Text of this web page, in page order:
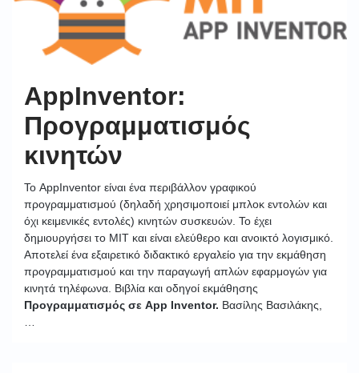
AppInventor:
Προγραμματισμός
κινητών
Το AppInventor είναι ένα περιβάλλον γραφικού
προγραμματισμού (δηλαδή χρησιμοποιεί μπλοκ εντολών και
όχι κειμενικές εντολές) κινητών συσκευών. Το έχει
δημιουργήσει το ΜΙΤ και είναι ελεύθερο και ανοικτό λογισμικό.
Αποτελεί ένα εξαιρετικό διδακτικό εργαλείο για την εκμάθηση
προγραμματισμού και την παραγωγή απλών εφαρμογών για
κινητά τηλέφωνα. Βιβλία και οδηγοί εκμάθησης
Προγραμματισμός σε App Inventor. Βασίλης Βασιλάκης,